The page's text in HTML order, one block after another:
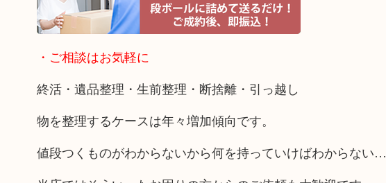
・ご相談はお気軽に
終活・遺品整理・生前整理・断捨離・引っ越し
物を整理するケースは年々増加傾向です。
値段つくものがわからないから何を持っていけばわからない…